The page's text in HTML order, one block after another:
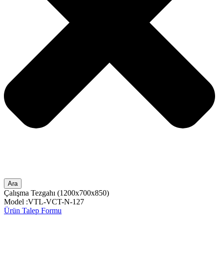
Ara
Çalışma Tezgahı (1200x700x850)
Model :VTL-VCT-N-127
Ürün Talep Formu